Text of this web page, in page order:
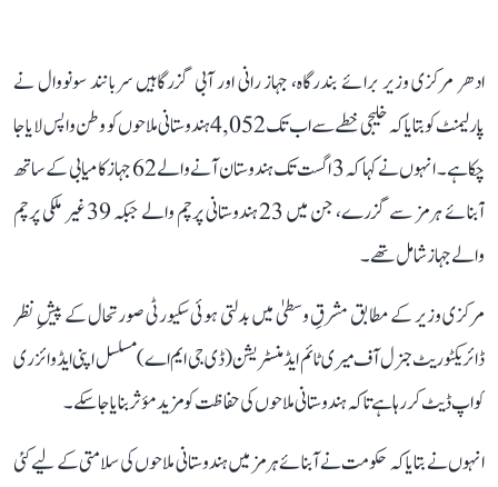
ادھر مرکزی وزیر برائے بندرگاہ، جہاز رانی اور آبی گزرگاہیں سربانند سونووال نے
پارلیمنٹ کو بتایا کہ خلیجی خطے سے اب تک 4,052 ہندوستانی ملاحوں کو وطن واپس لایا جا
چکا ہے۔ انہوں نے کہا کہ 3 اگست تک ہندوستان آنے والے 62 جہاز کامیابی کے ساتھ
آبنائے ہرمز سے گزرے، جن میں 23 ہندوستانی پرچم والے جبکہ 39 غیر ملکی پرچم
والے جہاز شامل تھے۔
مرکزی وزیر کے مطابق مشرقِ وسطیٰ میں بدلتی ہوئی سکیورٹی صورتحال کے پیشِ نظر
ڈائریکٹوریٹ جنرل آف میری ٹائم ایڈمنسٹریشن (ڈی جی ایم اے) مسلسل اپنی ایڈوائزری
کو اپ ڈیٹ کر رہا ہے تاکہ ہندوستانی ملاحوں کی حفاظت کو مزید مؤثر بنایا جا سکے۔
انہوں نے بتایا کہ حکومت نے آبنائے ہرمز میں ہندوستانی ملاحوں کی سلامتی کے لیے کئی